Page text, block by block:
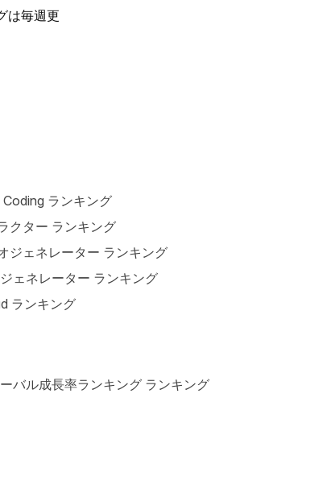
は毎週更
ランキング
クター ランキング
ジェネレーター ランキング
ェネレーター ランキング
ランキング
バル成長率ランキング ランキング